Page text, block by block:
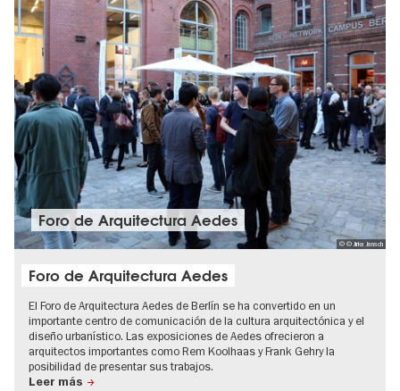
© © Jirka Jansch
Foro de Arquitectura Aedes
Foro de Arquitectura Aedes
El Foro de Arquitectura Aedes de Berlín se ha convertido en un
importante centro de comunicación de la cultura arquitectónica y el
diseño urbanístico. Las exposiciones de Aedes ofrecieron a
arquitectos importantes como Rem Koolhaas y Frank Gehry la
posibilidad de presentar sus trabajos.
Leer más